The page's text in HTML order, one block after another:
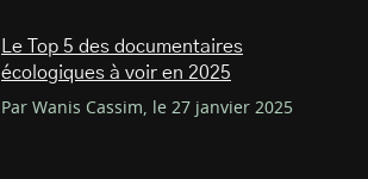
Le Top 5 des documentaires
écologiques à voir en 2025
Par Wanis Cassim, le 27 janvier 2025